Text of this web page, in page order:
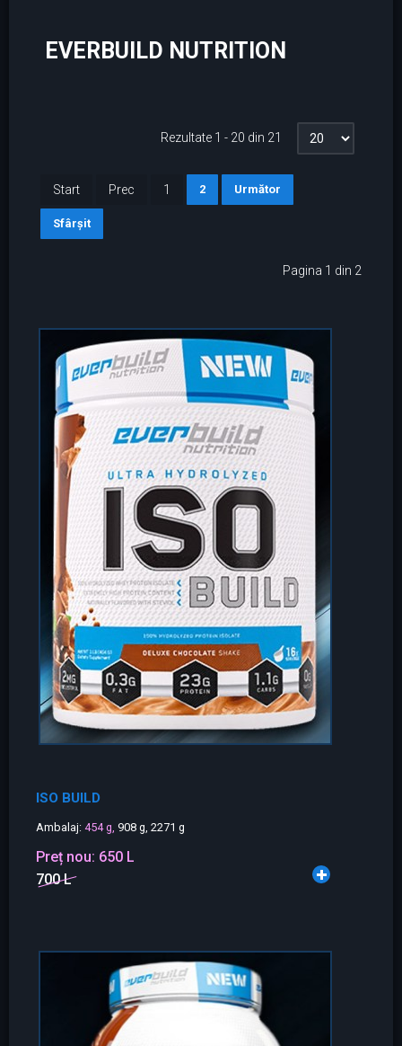
EVERBUILD NUTRITION
Rezultate 1 - 20 din 21
Start Prec 1 2 Următor
Sfârșit
Pagina 1 din 2
ISO BUILD
Ambalaj: 454 g, 908 g, 2271 g
Preț nou: 650 L
700 L